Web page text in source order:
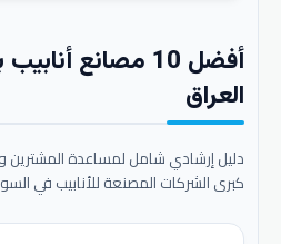
أفضل 10 مصانع
العراق
دليل إرشادي شامل لمساعدة المشترين
كبرى الشركات المصنعة للأنابيب في